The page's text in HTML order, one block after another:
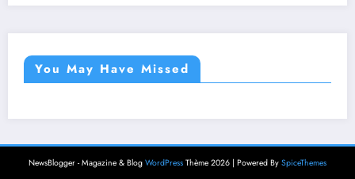
You May Have Missed
NewsBlogger - Magazine & Blog WordPress Thème 2026 | Powered By SpiceThemes